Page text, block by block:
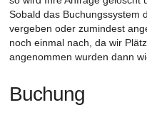
Sobald das Buchungssystem
vergeben oder zumindest
noch einmal nach, da wir
angenommen wurden dann
Buchung